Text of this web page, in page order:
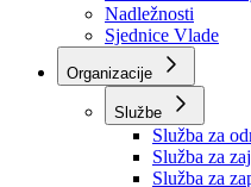
Ministarstvo
Ministarstvo
Ured Vlade i
Nadležnosti
Sjednice Vlade
Organizacije
Službe